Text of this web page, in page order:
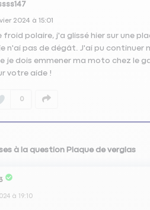
2024à 15:01
froid polaire, j'a glissé hier sur une
n'ai pas de dégât. J'ai pu continuer
je dois emmener ma moto chez le
votre aide !
0
à la question Plaque de verglas
à 19:10